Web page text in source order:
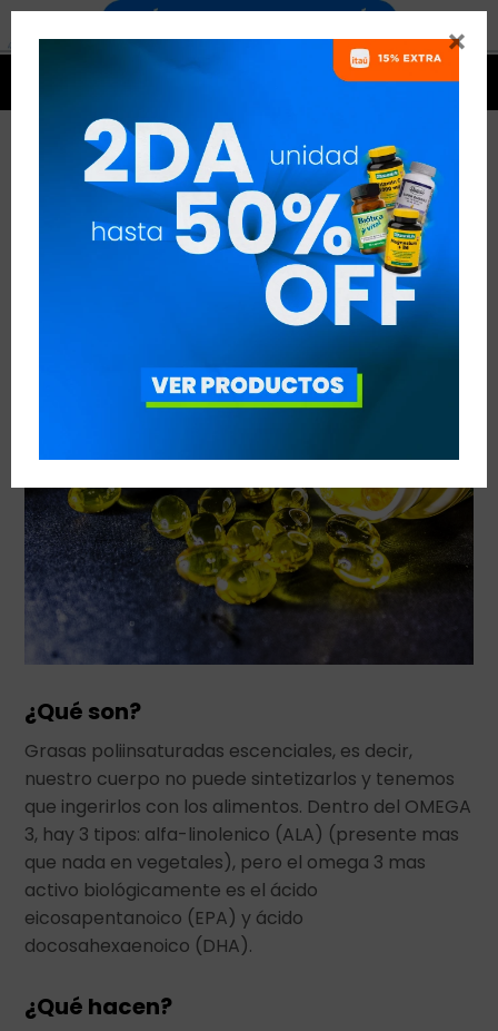

OMEGA 3
VER TODAS LAS ENTRADAS
NutriciónSuplementación
¿Qué son?
Grasas poliinsaturadas escenciales, es decir,
nuestro cuerpo no puede sintetizarlos y tenemos
que ingerirlos con los alimentos. Dentro del OMEGA
3, hay 3 tipos: alfa-linolenico (ALA) (presente mas
que nada en vegetales), pero el omega 3 mas
activo biológicamente es el ácido
eicosapentanoico (EPA) y ácido
docosahexaenoico (DHA).
¿Qué hacen?